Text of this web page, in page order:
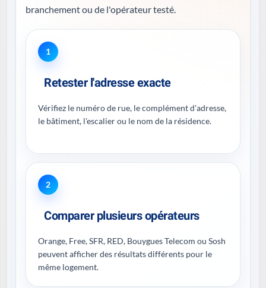
branchement ou de l'opérateur testé.
1
Retester l'adresse exacte
Vérifiez le numéro de rue, le complément d'adresse,
le bâtiment, l'escalier ou le nom de la résidence.
2
Comparer plusieurs opérateurs
Orange, Free, SFR, RED, Bouygues Telecom ou Sosh
peuvent afficher des résultats différents pour le
même logement.